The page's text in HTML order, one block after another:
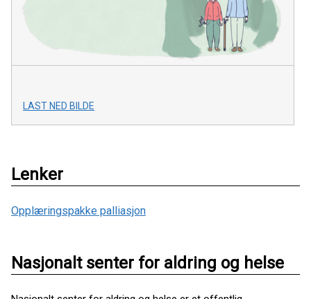
LAST NED BILDE
Lenker
Opplæringspakke palliasjon
Nasjonalt senter for aldring og helse